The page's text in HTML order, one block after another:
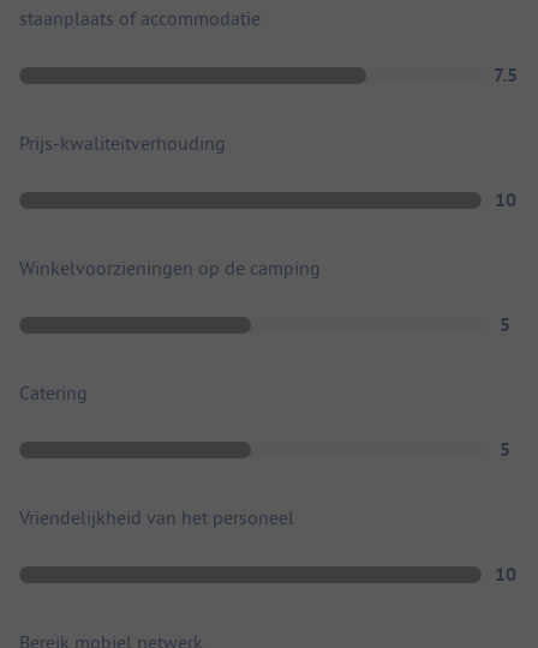
staanplaats of accommodatie
7.5
Prijs-kwaliteitverhouding
10
Winkelvoorzieningen op de camping
5
Catering
5
Vriendelijkheid van het personeel
10
Bereik mobiel netwerk